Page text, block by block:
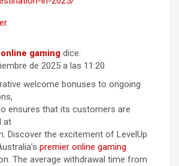
gaming dice:
de 2025 a las 11:20
welcome bonuses to ongoing
ensures that its customers are
at
Discover the excitement of LevelUp
premier online gaming
The average withdrawal time from